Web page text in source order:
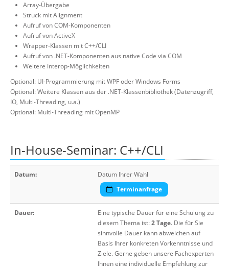
Array-Übergabe
Struck mit Alignment
Aufruf von COM-Komponenten
Aufruf von ActiveX
Wrapper-Klassen mit C++/CLI
Aufruf von .NET-Komponenten aus native Code via COM
Weitere Interop-Möglichkeiten
Optional: UI-Programmierung mit WPF oder Windows Forms
Optional: Weitere Klassen aus der .NET-Klassenbibliothek (Datenzugriff,
IO, Multi-Threading, u.a.)
Optional: Multi-Threading mit OpenMP
In-House-Seminar: C++/CLI
Datum:
Datum Ihrer Wahl
Terminanfrage
Dauer:
Eine typische Dauer für eine Schulung zu
diesem Thema ist:2 Tage. Die für Sie
sinnvolle Dauer kann abweichen auf
Basis Ihrer konkreten Vorkenntnisse und
Ziele. Gerne geben unsere Fachexperten
Ihnen eine individuelle Empfehlung zur